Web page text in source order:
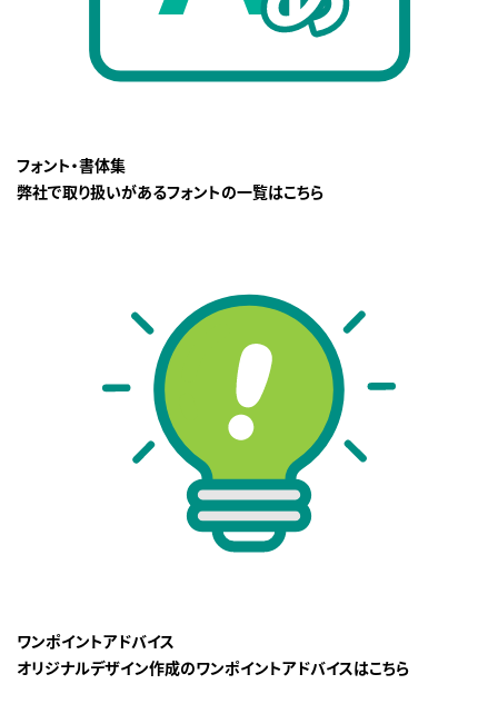
フォント・書体集
弊社で取り扱いがあるフォントの一覧はこちら
ワンポイントアドバイス
オリジナルデザイン作成のワンポイントアドバイスはこちら